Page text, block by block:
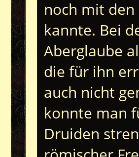
noch mit
kannte. Bei
Aberglaube
die für ihn
auch nicht
konnte man
Druiden